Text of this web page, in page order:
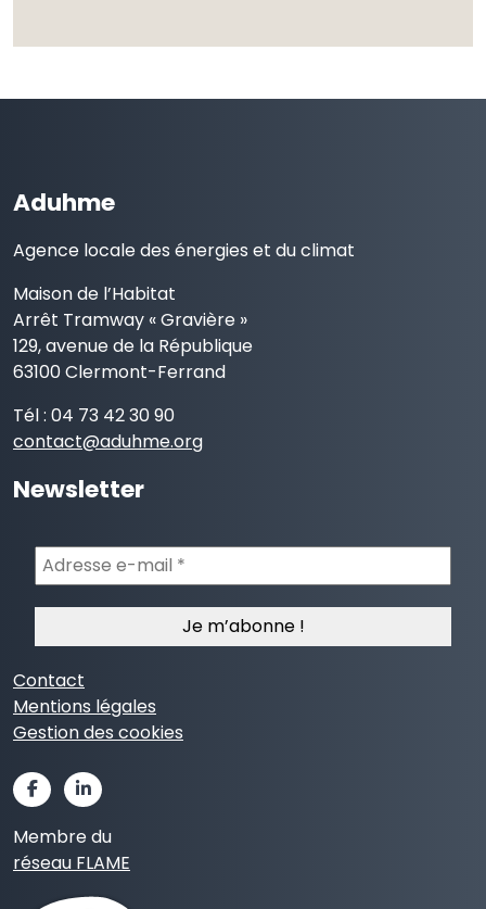
Aduhme
Agence locale des énergies et du climat
Maison de l’Habitat
Arrêt Tramway « Gravière »
129, avenue de la République
63100 Clermont-Ferrand
Tél : 04 73 42 30 90
contact@aduhme.org
Newsletter
Adresse
e-
mail
Contact
Mentions légales
Gestion des cookies
Membre du
réseau FLAME